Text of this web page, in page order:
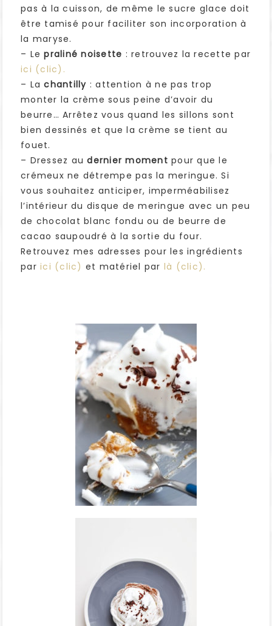
pas à la cuisson, de même le sucre glace doit
être tamisé pour faciliter son incorporation à
la maryse.
– Lepraliné noisette : retrouvez la recette par
ici (clic).
– Lachantilly : attention à ne pas trop
monter la crème sous peine d’avoir du
beurre… Arrêtez vous quand les sillons sont
bien dessinés et que la crème se tient au
fouet.
– Dressez audernier moment pour que le
crémeux ne détrempe pas la meringue. Si
vous souhaitez anticiper, imperméabilisez
l’intérieur du disque de meringue avec un peu
de chocolat blanc fondu ou de beurre de
cacao saupoudré à la sortie du four.
Retrouvez mes adresses pour les ingrédients
par ici (clic) et matériel par là (clic).